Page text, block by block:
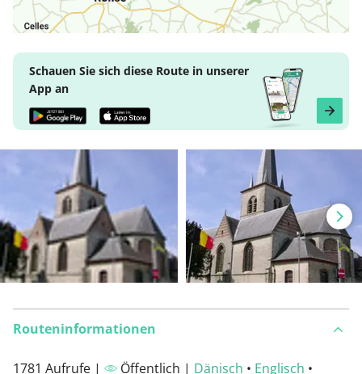
Schauen Sie sich diese Route in unserer
App an
Routeninformationen
1781 Aufrufe | Öffentlich | Dänisch • Englisch •